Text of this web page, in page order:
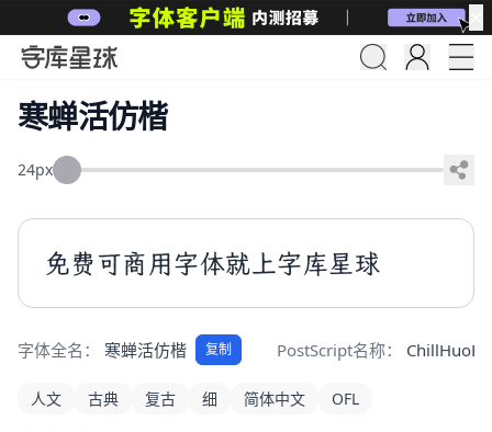
寒蝉活仿楷
24px
免费可商用字体就上字库星球
字体全名： 寒蝉活仿楷 复制 PostScript名称：
人文 古典 复古 细 简体中文 OFL